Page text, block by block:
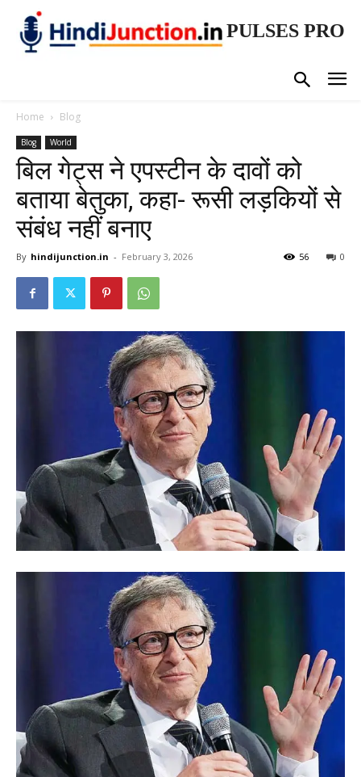
PULSES PRO
Home Blog
Blog World
बिल गेट्स ने एपस्टीन के दावों को
बताया बेतुका, कहा- रूसी लड़कियों से
संबंध नहीं बनाए
By hindijunction.in - February 3, 2026 0
56